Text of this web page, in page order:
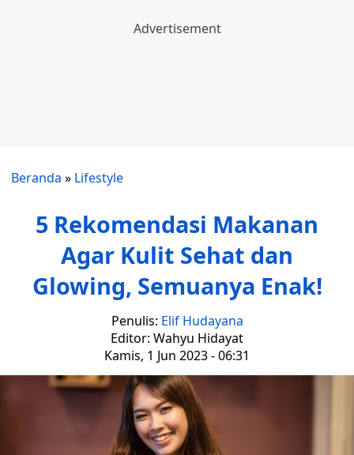
Beranda » Lifestyle
5 Rekomendasi Makanan
Agar Kulit Sehat dan
Glowing, Semuanya Enak!
Penulis: Elif Hudayana
Editor: Wahyu Hidayat
Kamis, 1 Jun 2023 - 06:31